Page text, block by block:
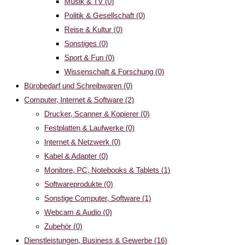
Politik & Gesellschaft (0)
Reise & Kultur (0)
Sonstiges (0)
Sport & Fun (0)
Wissenschaft & Forschung (0)
Bürobedarf und Schreibwaren (0)
Computer, Internet & Software (2)
Drucker, Scanner & Kopierer (0)
Festplatten & Laufwerke (0)
Internet & Netzwerk (0)
Kabel & Adapter (0)
Monitore, PC, Notebooks & Tablets (1)
Softwareprodukte (0)
Sonstige Computer, Software (1)
Webcam & Audio (0)
Zubehör (0)
Dienstleistungen, Business & Gewerbe (16)